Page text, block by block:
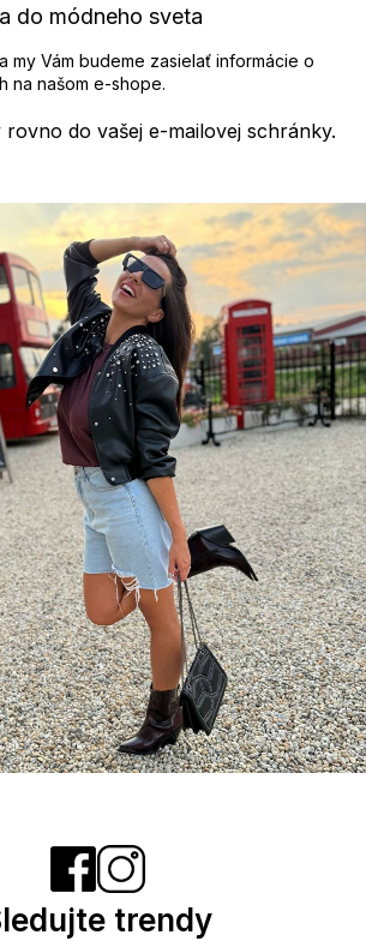
i
u
do vašej e-mailovej schránky.
do módneho sveta
my Vám budeme zasielať informácie o
na našom e-shope.